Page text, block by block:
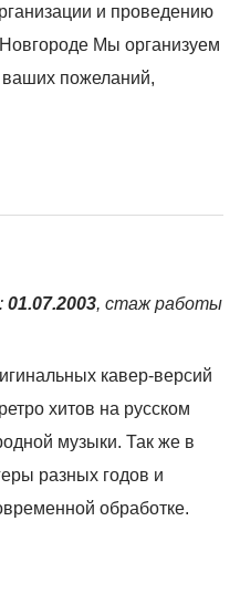
и проведению
Мы организуем
ваших пожеланий,
01.07.2003, стаж работы
кавер-версий
хитов на русском
музыки. Так же в
разных годов и
обработке.